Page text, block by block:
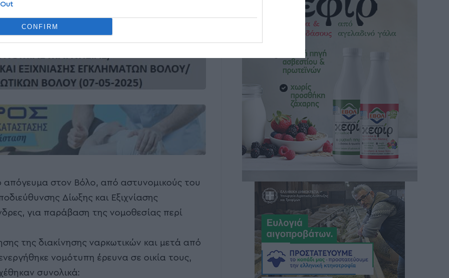
CONFIRM
στον Βόλο, από αστυνομικούς του
Δίωξης και Εξιχνίασης
για παράβαση της νομοθεσίας περί
της διακίνησης ναρκωτικών και μετά από
νομότυπη έρευνα σε οικία τους,
συνολικά: